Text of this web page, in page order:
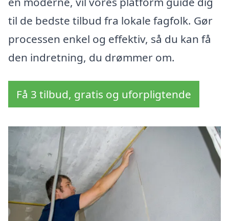
til de bedste tilbud fra lokale fagfolk. Gør
processen enkel og effektiv, så du kan få
den indretning, du drømmer om.
Få 3 tilbud, gratis og uforpligtende